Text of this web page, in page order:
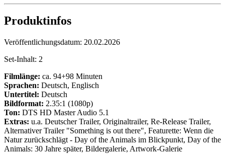
Produktinfos
Veröffentlichungsdatum: 20.02.2026
Set-Inhalt: 2
Filmlänge: ca. 94+98 Minuten
Sprachen: Deutsch, Englisch
Untertitel: Deutsch
Bildformat: 2.35:1 (1080p)
Ton: DTS HD Master Audio 5.1
Extras: u.a. Deutscher Trailer, Originaltrailer, Re-Release Trailer,
Alternativer Trailer "Something is out there", Featurette: Wenn die
Natur zurückschlägt - Day of the Animals im Blickpunkt, Day of the
Animals: 30 Jahre später, Bildergalerie, Artwork-Galerie